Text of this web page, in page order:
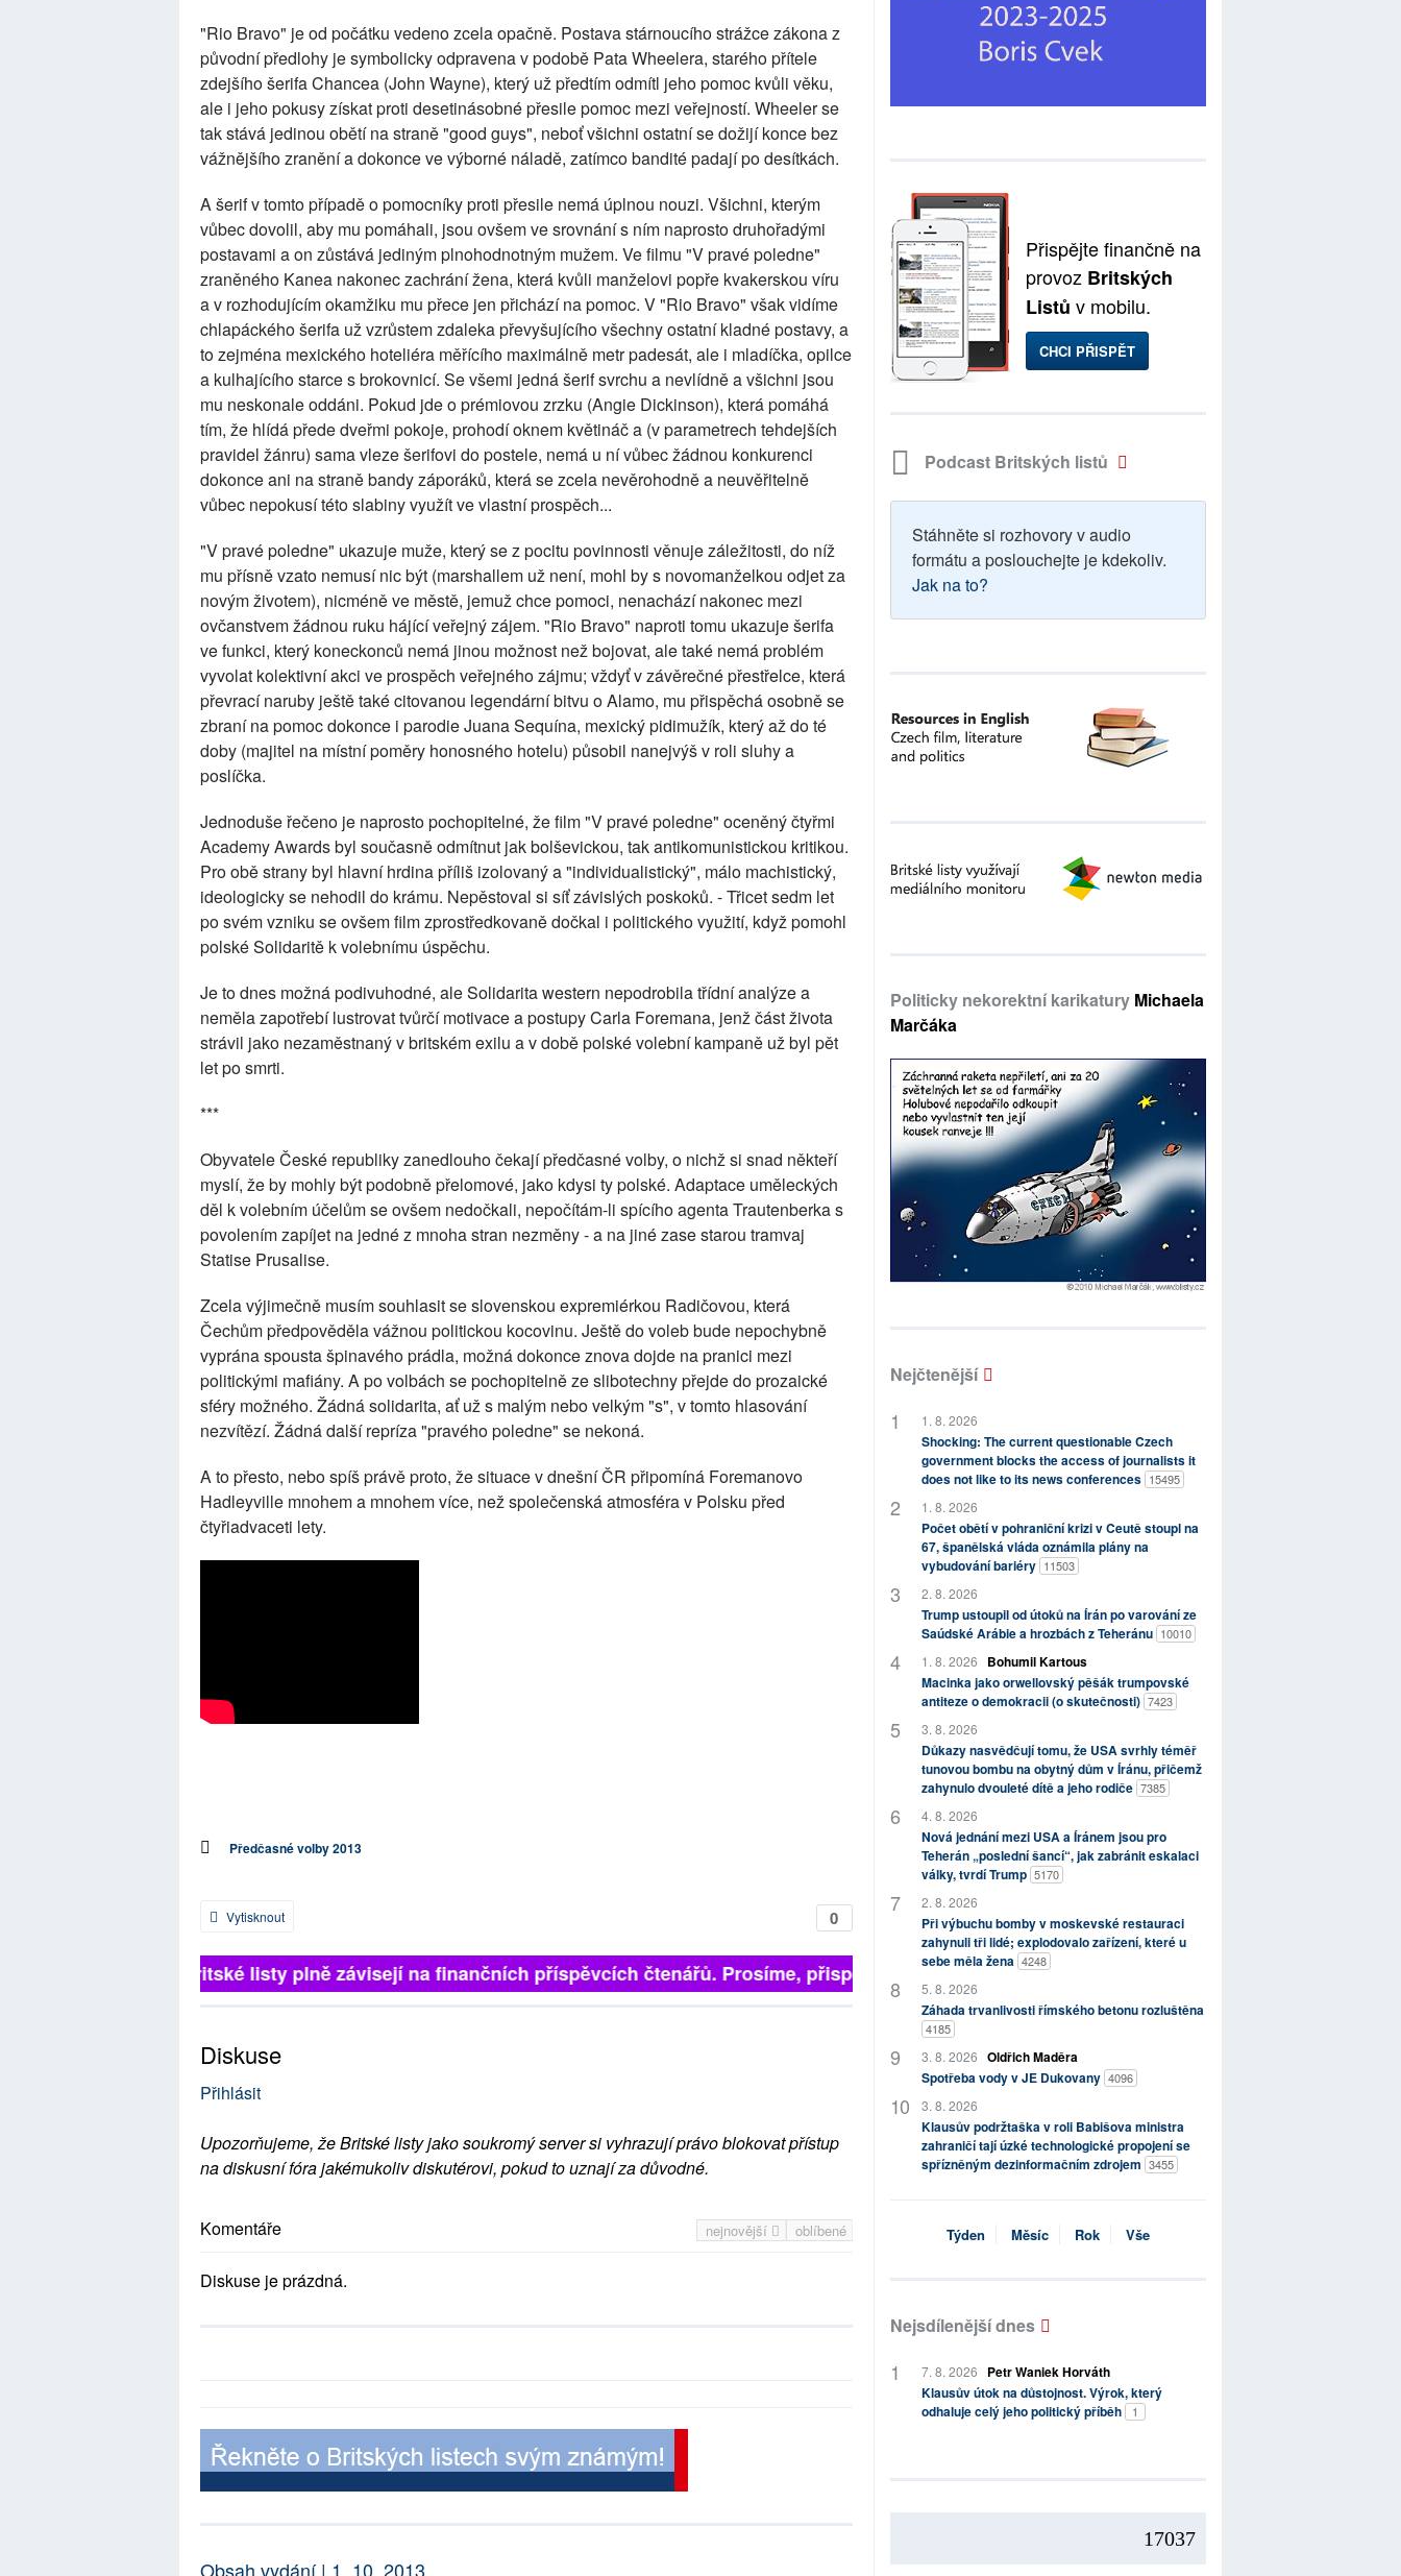
"Rio Bravo" je od počátku vedeno zcela opačně. Postava stárnoucího strážce zákona z
původní předlohy je symbolicky odpravena v podobě Pata Wheelera, starého přítele
zdejšího šerifa Chancea (John Wayne), který už předtím odmítl jeho pomoc kvůli věku,
ale i jeho pokusy získat proti desetinásobné přesile pomoc mezi veřejností. Wheeler se
tak stává jedinou obětí na straně "good guys", neboť všichni ostatní se dožijí konce bez
vážnějšího zranění a dokonce ve výborné náladě, zatímco bandité padají po desítkách.
A šerif v tomto případě o pomocníky proti přesile nemá úplnou nouzi. Všichni, kterým
vůbec dovolil, aby mu pomáhali, jsou ovšem ve srovnání s ním naprosto druhořadými
postavami a on zůstává jediným plnohodnotným mužem. Ve filmu "V pravé poledne"
zraněného Kanea nakonec zachrání žena, která kvůli manželovi popře kvakerskou víru
a v rozhodujícím okamžiku mu přece jen přichází na pomoc. V "Rio Bravo" však vidíme
chlapáckého šerifa už vzrůstem zdaleka převyšujícího všechny ostatní kladné postavy, a
to zejména mexického hoteliéra měřícího maximálně metr padesát, ale i mladíčka, opilce
a kulhajícího starce s brokovnicí. Se všemi jedná šerif svrchu a nevlídně a všichni jsou
mu neskonale oddáni. Pokud jde o prémiovou zrzku (Angie Dickinson), která pomáhá
tím, že hlídá přede dveřmi pokoje, prohodí oknem květináč a (v parametrech tehdejších
pravidel žánru) sama vleze šerifovi do postele, nemá u ní vůbec žádnou konkurenci
dokonce ani na straně bandy záporáků, která se zcela nevěrohodně a neuvěřitelně
vůbec nepokusí této slabiny využít ve vlastní prospěch...
"V pravé poledne" ukazuje muže, který se z pocitu povinnosti věnuje záležitosti, do níž
mu přísně vzato nemusí nic být (marshallem už není, mohl by s novomanželkou odjet za
novým životem), nicméně ve městě, jemuž chce pomoci, nenachází nakonec mezi
ovčanstvem žádnou ruku hájící veřejný zájem. "Rio Bravo" naproti tomu ukazuje šerifa
ve funkci, který koneckonců nemá jinou možnost než bojovat, ale také nemá problém
vyvolat kolektivní akci ve prospěch veřejného zájmu; vždyť v závěrečné přestřelce, která
převrací naruby ještě také citovanou legendární bitvu o Alamo, mu přispěchá osobně se
zbraní na pomoc dokonce i parodie Juana Sequína, mexický pidimužík, který až do té
doby (majitel na místní poměry honosného hotelu) působil nanejvýš v roli sluhy a
poslíčka.
Jednoduše řečeno je naprosto pochopitelné, že film "V pravé poledne" oceněný čtyřmi
Academy Awards byl současně odmítnut jak bolševickou, tak antikomunistickou kritikou.
Pro obě strany byl hlavní hrdina příliš izolovaný a "individualistický", málo machistický,
ideologicky se nehodil do krámu. Nepěstoval si síť závislých poskoků. - Třicet sedm let
po svém vzniku se ovšem film zprostředkovaně dočkal i politického využití, když pomohl
polské Solidaritě k volebnímu úspěchu.
Je to dnes možná podivuhodné, ale Solidarita western nepodrobila třídní analýze a
neměla zapotřebí lustrovat tvůrčí motivace a postupy Carla Foremana, jenž část života
strávil jako nezaměstnaný v britském exilu a v době polské volební kampaně už byl pět
let po smrti.
***
Obyvatele České republiky zanedlouho čekají předčasné volby, o nichž si snad někteří
myslí, že by mohly být podobně přelomové, jako kdysi ty polské. Adaptace uměleckých
děl k volebním účelům se ovšem nedočkali, nepočítám-li spícího agenta Trautenberka s
povolením zapíjet na jedné z mnoha stran nezměny - a na jiné zase starou tramvaj
Statise Prusalise.
Zcela výjimečně musím souhlasit se slovenskou expremiérkou Radičovou, která
Čechům předpověděla vážnou politickou kocovinu. Ještě do voleb bude nepochybně
vyprána spousta špinavého prádla, možná dokonce znova dojde na pranici mezi
politickými mafiány. A po volbách se pochopitelně ze slibotechny přejde do prozaické
sféry možného. Žádná solidarita, ať už s malým nebo velkým "s", v tomto hlasování
nezvítězí. Žádná další repríza "pravého poledne" se nekoná.
A to přesto, nebo spíš právě proto, že situace v dnešní ČR připomíná Foremanovo
Hadleyville mnohem a mnohem více, než společenská atmosféra v Polsku před
čtyřiadvaceti lety.
Předčasné volby 2013
0
Vytisknout
Britské listy plně závisejí na finančních příspěvcích čtenářů. Prosíme, přispějte. ➥
Diskuse
Přihlásit
Upozorňujeme, že Britské listy jako soukromý server si vyhrazují právo blokovat přístup
na diskusní fóra jakémukoliv diskutérovi, pokud to uznají za důvodné.
nejnovější oblíbené
Komentáře
Diskuse je prázdná.
Obsah vydání | 1. 10. 2013
Přispějte finančně na
provoz Britských
Listů v mobilu.
CHCI PŘISPĚT
Podcast Britských listů
Stáhněte si rozhovory v audio
formátu a poslouchejte je kdekoliv.
Jak na to?
Politicky nekorektní karikatury Michaela
Marčáka
Nejčtenější
1. 8. 2026
Shocking: The current questionable Czech
government blocks the access of journalists it
does not like to its news conferences 15495
1. 8. 2026
Počet obětí v pohraniční krizi v Ceutě stoupl na
67, španělská vláda oznámila plány na
vybudování bariéry 11503
2. 8. 2026
Trump ustoupil od útoků na Írán po varování ze
Saúdské Arábie a hrozbách z Teheránu 10010
1. 8. 2026
Bohumil Kartous
Macinka jako orwellovský pěšák trumpovské
antiteze o demokracii (o skutečnosti) 7423
3. 8. 2026
Důkazy nasvědčují tomu, že USA svrhly téměř
tunovou bombu na obytný dům v Íránu, přičemž
zahynulo dvouleté dítě a jeho rodiče 7385
4. 8. 2026
Nová jednání mezi USA a Íránem jsou pro
Teherán „poslední šancí“, jak zabránit eskalaci
války, tvrdí Trump 5170
2. 8. 2026
Při výbuchu bomby v moskevské restauraci
zahynuli tři lidé; explodovalo zařízení, které u
sebe měla žena 4248
5. 8. 2026
Záhada trvanlivosti římského betonu rozluštěna
4185
3. 8. 2026 Oldřich Maděra
Spotřeba vody v JE Dukovany 4096
3. 8. 2026
Klausův podržtaška v roli Babišova ministra
zahraničí tají úzké technologické propojení se
spřízněným dezinformačním zdrojem 3455
Týden Měsíc Rok Vše
Nejsdílenější dnes
7. 8. 2026
Petr Waniek Horváth
Klausův útok na důstojnost. Výrok, který
odhaluje celý jeho politický příběh
1
17037